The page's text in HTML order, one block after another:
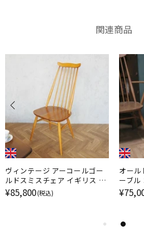
関連商品
ヴィンテージ アーコールゴー
ルドスミスチェア イギリス 椅
子/アンティーク家具
¥85,800(税込)
オール
ーブル
ティー